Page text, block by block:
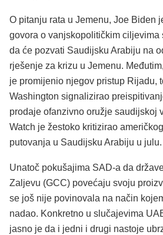
O pitanju rata u Jemenu, Joe Biden
govora o vanjskopolitičkim ciljevima
da će pozvati Saudijsku Arabiju na
rješenje za krizu u Jemenu.
je promijenio njegov pristup Rijadu,
Washington signalizirao
prodaje ofanzivno oružje saudijskoj
Watch je žestoko kritizirao
putovanja u Saudijsku Arabiju u julu.
Unatoč pokušajima SAD-a da
Zaljevu (GCC) povećaju svoju
se još nije povinovala na način
nadao. Konkretno u slučajevima
jasno je da i jedni i drugi nastoje